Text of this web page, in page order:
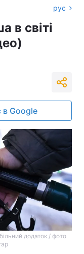
рус
в світі
в Google
додаток / фото